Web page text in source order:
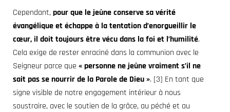
Cependant, pour que le jeûneconserve sa vérité
évangélique et échappe à la tentation d’enorgueillir le
cœur, il doit toujours être vécu dans la foi et l’humilité.
Cela exige de rester enraciné dans la communion avec le
Seigneur parce que « personne ne jeûnevraiment s’il ne
sait pas se nourrir de la Parole de Dieu ». [3] En tant que
signe visible de notre engagement intérieur à nous
soustraire, avec le soutien de la grâce, au péché et au